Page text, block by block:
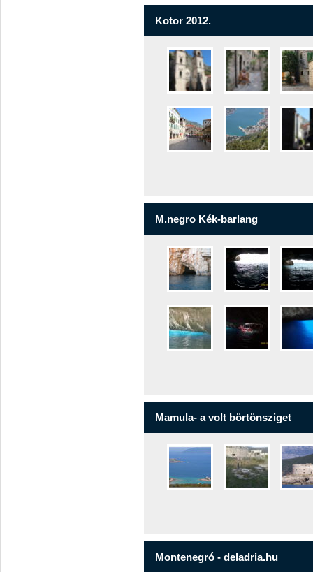
Kotor 2012.
M.negro Kék-barlang
Mamula- a volt börtönsziget
Montenegró - deladria.hu